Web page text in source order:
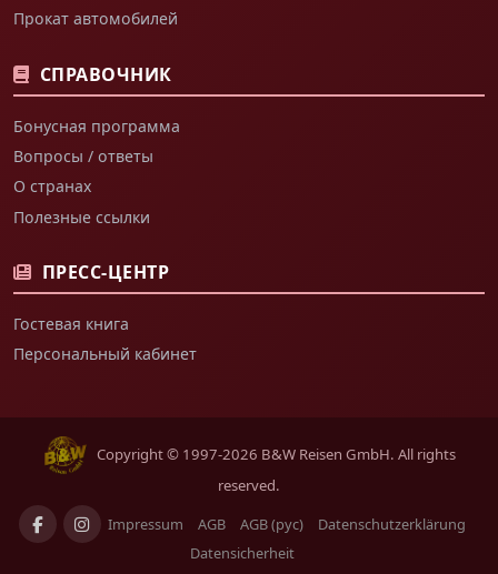
Прокат автомобилей
СПРАВОЧНИК
Бонусная программа
Вопросы / ответы
О странах
Полезные ссылки
ПРЕСС-ЦЕНТР
Гостевая книга
Персональный кабинет
Copyright © 1997-2026 B&W Reisen GmbH. All rights
reserved.
Impressum
AGB AGB (рус)
Datenschutzerklärung
Datensicherheit